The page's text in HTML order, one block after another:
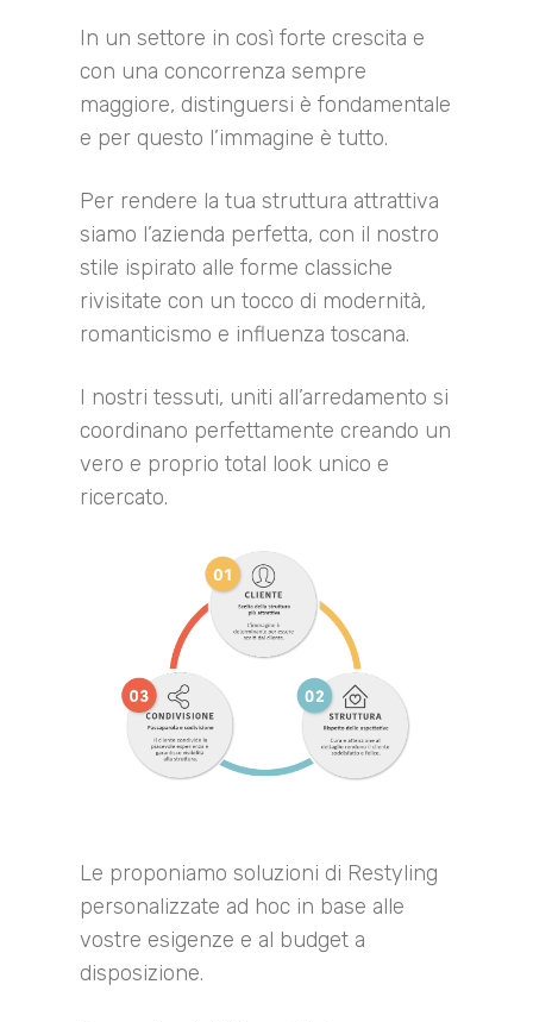
In un settore in così forte crescita e
con una concorrenza sempre
maggiore, distinguersi è fondamentale
e per questo l’immagine è tutto.
Per rendere la tua struttura attrattiva
siamo l’azienda perfetta, con il nostro
stile ispirato alle forme classiche
rivisitate con un tocco di modernità,
romanticismo e influenza toscana.
I nostri tessuti, uniti all’arredamento si
coordinano perfettamente creando un
vero e proprio total look unico e
ricercato.
Le proponiamo soluzioni di Restyling
personalizzate ad hoc in base alle
vostre esigenze e al budget a
disposizione.